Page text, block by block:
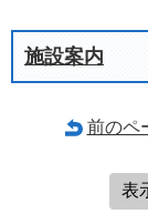
施設案内
前のペ
表